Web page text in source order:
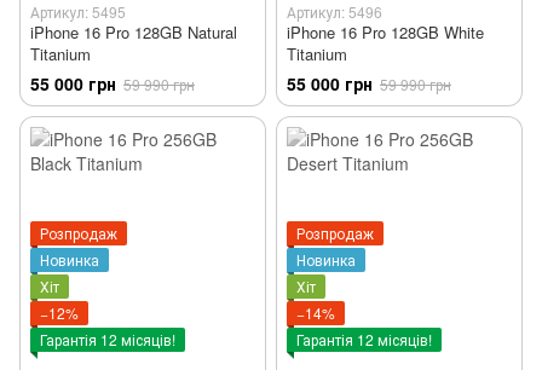
Артикул: 5495
iPhone 16 Pro 128GB Natural
Titanium
55 000 грн 59 990 грн
Артикул: 5496
iPhone 16 Pro 128GB White
Titanium
55 000 грн 59 990 грн
Розпродаж
Новинка
Хіт
−12%
Гарантія 12 місяців!
Розпродаж
Новинка
Хіт
−14%
Гарантія 12 місяців!